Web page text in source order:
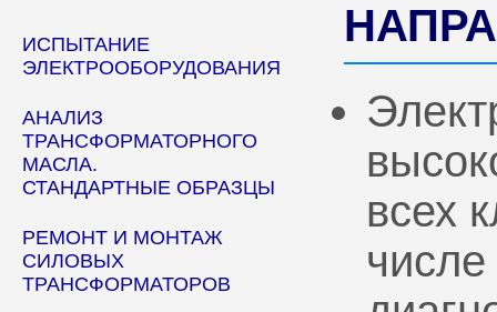
ИСПЫТАНИЕ
ЭЛЕКТРООБОРУДОВАНИЯ
АНАЛИЗ
ТРАНСФОРМАТОРНОГО
МАСЛА.
СТАНДАРТНЫЕ ОБРАЗЦЫ
РЕМОНТ И МОНТАЖ
СИЛОВЫХ
ТРАНСФОРМАТОРОВ
всех